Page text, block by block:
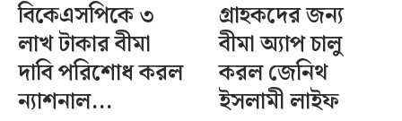
বিকেএসপিকে ৩
লাখ টাকার বীমা
দাবি পরিশোধ করল
ন্যাশনাল...
গ্রাহকদের জন্য
বীমা অ্যাপ চালু
করল জেনিথ
ইসলামী লাইফ